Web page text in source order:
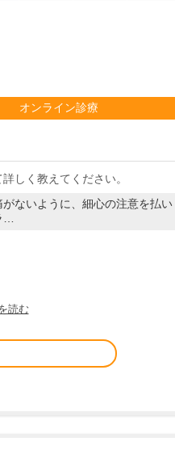
オンライン診療
しく教えてください。
ないように、細心の注意を払い
…
読む